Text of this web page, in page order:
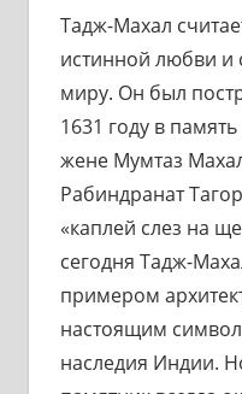
Тадж-Махал
истинной любви и
миру. Он был
1631 году в
жене Мумтаз
Рабиндранат
«каплей слез на
сегодня Тадж-
примером
настоящим
наследия Индии.